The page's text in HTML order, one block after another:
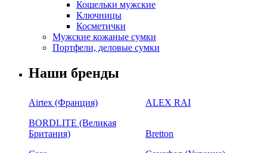
Кошельки мужские
Ключницы
Косметички
Мужские кожаные сумки
Портфели, деловые сумки
Наши бренды
Airtex (Франция)
ALEX RAI
BORDLITE (Великая
Британия)
Bretton